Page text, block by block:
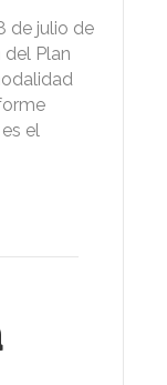
de julio de
Plan
el